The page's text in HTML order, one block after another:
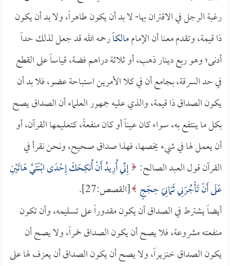
رغبة الرجل في الاقتران بها- لا بد أن يكون طاهراً، ولا بد أن يكون
ذا قيمة، وتقدم معنا أن الإماممالكاًرحمه الله قد جعل لذلك حداً
أدنى؛ وهو ربع دينار ذهب، أو ثلاثة دراهم فضة، قياساً على القطع
في حد السرقة، بجامع أن في كلا الأمرين استباحة عضو، فلا بد أن
يكون الصداق ذا قيمة، والذي عليه جمهور العلماء أن الصداق يصح
بكل ما ينتفع به، سواء كان عيناً أو كان منفعةً، كتعليمها القرآن، أو
أن يعمل لها في شيء يخصها، فهذا صداق صحيح، ونحن نقرأ في
القرآن قول العبد الصالح: إِنِّي أُرِيدُ أَنْ أُنكِحَكَ إِحْدَى ابْنَتَيَّ هَاتَيْنِ
عَلَى أَنْ تَأْجُرَنِي ثَمَانِيَ حِجَجٍ [القصص:27].
أيضاً يشترط في الصداق أن يكون مقدوراً على تسليمه، وأن تكون
منفعته مشروعة، فلا يصح أن يكون الصداق خمراً، ولا يصح أن
يكون الصداق خنزيراً، ولا يصح أن يكون الصداق أن يعزف لها على